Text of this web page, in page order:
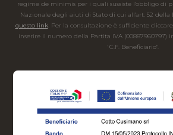
regime de minimis per i quali sussiste l'obbligo di
Nazionale degli aiuti di Stato di cui all'art. 52 della
questo link. Per la consultazione è sufficiente
inserire il numero della Partita IVA (00887960797)
"C.F. Beneficiario".